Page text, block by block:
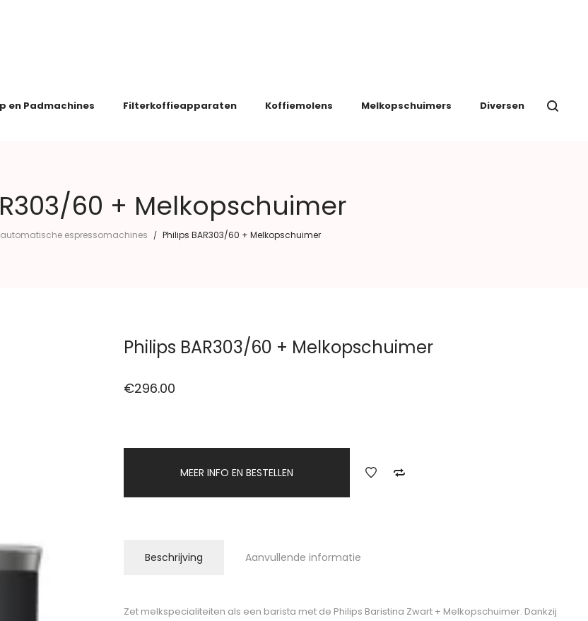
en Padmachines Filterkoffieapparaten Koffiemolens Melkopschuimers Diversen
60 + Melkopschuimer
espressomachines / Philips BAR303/60 + Melkopschuimer
Philips BAR303/60 + Melkopschuimer
€296.00
MEER INFO EN BESTELLEN
Beschrijving Aanvullende informatie
Zet melkspecialiteiten als een barista met de Philips Baristina Zwart + Melkopschuimer. Dankzij